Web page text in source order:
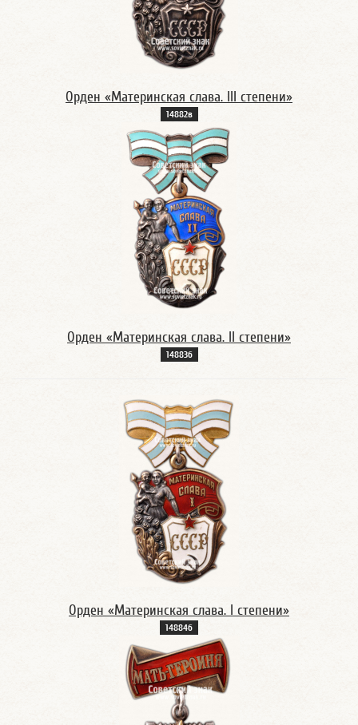
Орден «Материнская слава. III степени»
14882в
Орден «Материнская слава. II степени»
14883б
Орден «Материнская слава. I степени»
14884б